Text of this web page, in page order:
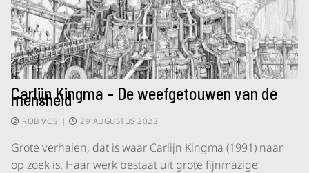
Carlijn Kingma – De weefgetouwen van de
mensheid
ROB VOS | 29 AUGUSTUS 2023
Grote verhalen, dat is waar Carlijn Kingma (1991) naar
op zoek is. Haar werk bestaat uit grote fijnmazige